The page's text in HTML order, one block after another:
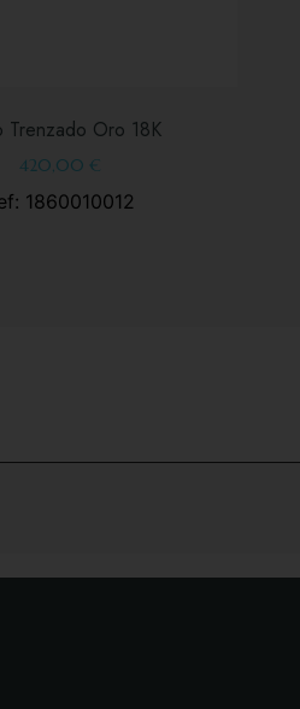
Trenzado Oro 18K
420,00 €
1860010012